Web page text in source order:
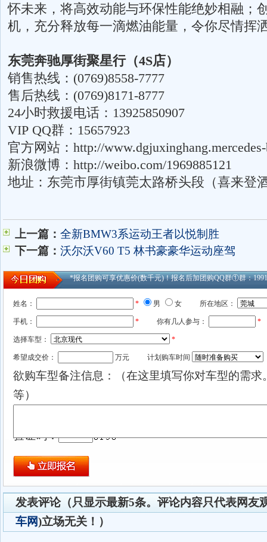
怀未来，将高效动能与环保性能绝妙相融；
机，充分释放每一滴燃油能量，令你尽情挥
东莞奔驰厚街聚星行（4S店）
销售热线：(0769)8558-7777
售后热线：(0769)8171-8777
24小时救援电话：13925850907
VIP QQ群：15657923
官方网站：http://
新浪微博：http://weibo.com/1969885121
地址：东莞市厚街镇莞太路桥头段（喜来登
上一篇： 全新BMW3系运动王者以悦制胜
下一篇： 沃尔沃V60 T5 林书豪豪华运动座驾
*报名团购可享优惠价(数千元)！报名后加团购QQ群①群：
姓名： * 男 女 所在地区：
手机： * 你有几人参与： *
选择车型： *
希望成交价： 万元 计划购车时间
欲购车型备注信息：（在这里填写你对车型的需求
等）
验证码：
发表评论（只显示最新5条。评论内容只代表网友
车网)立场无关！）